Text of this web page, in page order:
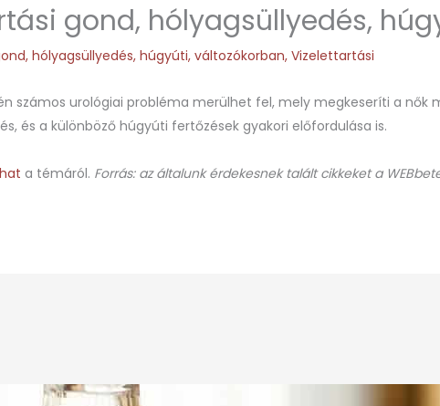
gond, hólyagsüllyedés,
,hólyagsüllyedés,húgyúti,változókorban,Vizelettartási
számos urológiai probléma merülhet fel, mely megkeseríti a
és a különböző húgyúti fertőzések gyakori előfordulása is.
a témáról. Forrás: az általunk érdekesnek talált cikkeket a